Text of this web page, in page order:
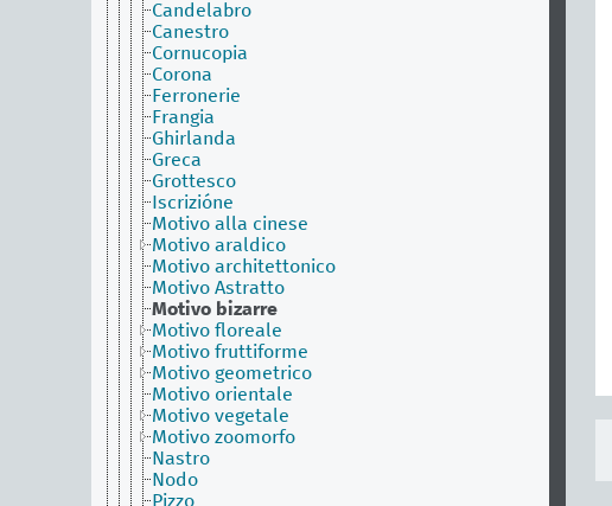
Candelabro
Canestro
Cornucopia
Corona
Ferronerie
Frangia
Ghirlanda
Greca
Grottesco
Iscrizióne
Motivo alla cinese
Motivo araldico
Motivo architettonico
Motivo Astratto
Motivo bizarre
Motivo floreale
Motivo fruttiforme
Motivo geometrico
Motivo orientale
Motivo vegetale
Motivo zoomorfo
Nastro
Nodo
Pizzo